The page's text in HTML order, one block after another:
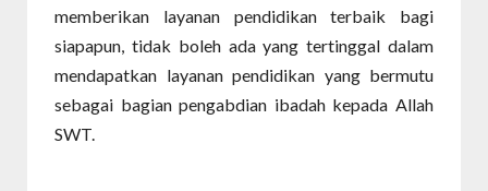
memberikan layanan pendidikan terbaik bagi
siapapun, tidak boleh ada yang tertinggal dalam
mendapatkan layanan pendidikan yang bermutu
sebagai bagian pengabdian ibadah kepada Allah
SWT.